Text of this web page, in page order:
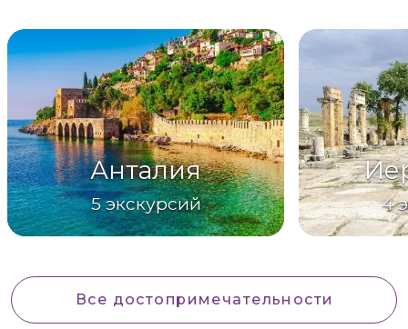
Анталия
5 экскурсий 4
Все достопримечательности